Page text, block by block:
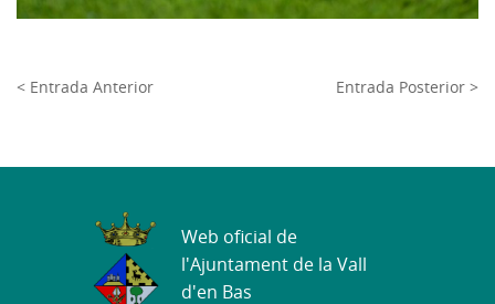
< Entrada Anterior Entrada Posterior >
Web oficial de
l'Ajuntament de la Vall
d'en Bas